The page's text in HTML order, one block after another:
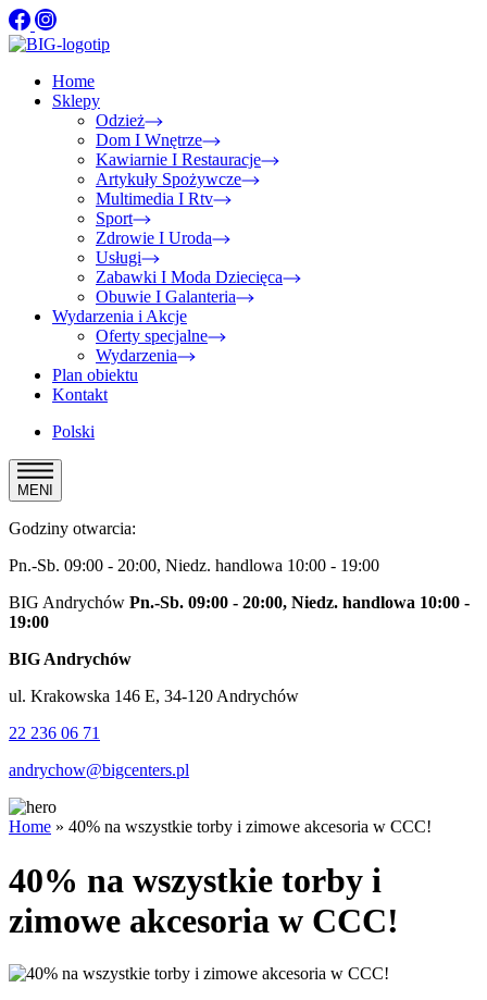
Home
Sklepy
Odzież
Dom I Wnętrze
Kawiarnie I Restauracje
Artykuły Spożywcze
Multimedia I Rtv
Sport
Zdrowie I Uroda
Usługi
Zabawki I Moda Dziecięca
Obuwie I Galanteria
Wydarzenia i Akcje
Oferty specjalne
Wydarzenia
Plan obiektu
Kontakt
Polski
MENI
Godziny otwarcia:
Pn.-Sb. 09:00 - 20:00, Niedz. handlowa 10:00 - 19:00
BIG Andrychów Pn.-Sb. 09:00 - 20:00, Niedz. handlowa 10:00 -
19:00
BIG Andrychów
ul. Krakowska 146 E, 34-120 Andrychów
22 236 06 71
andrychow@bigcenters.pl
Home » 40% na wszystkie torby i zimowe akcesoria w CCC!
40% na wszystkie torby i
zimowe akcesoria w CCC!